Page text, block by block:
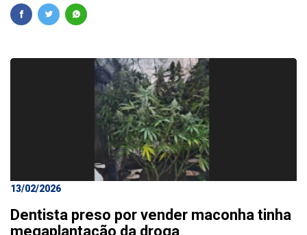
13/02/2026
Dentista preso por vender maconha tinha
megaplantação da droga